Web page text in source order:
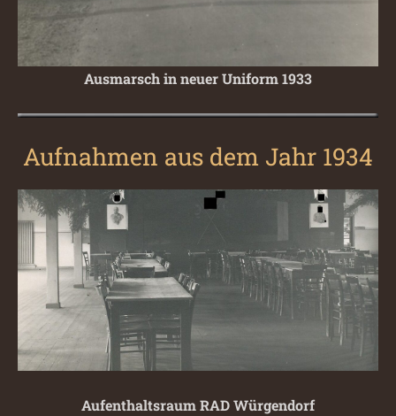
Ausmarsch in neuer Uniform 1933
Aufnahmen aus dem Jahr 1934
Aufenthaltsraum RAD Würgendorf